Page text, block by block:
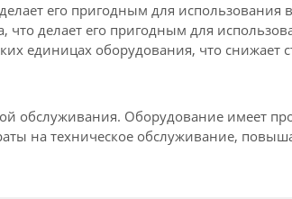
его пригодным для
делает его пригодным для
единицах оборудования, что снижает
обслуживания. Оборудование имеет
на техническое обслуживание,